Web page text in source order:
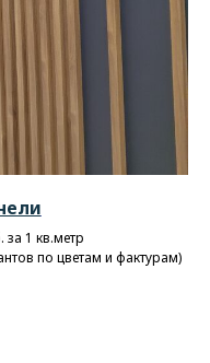
за 1 кв.метр
по цветам и фактурам)